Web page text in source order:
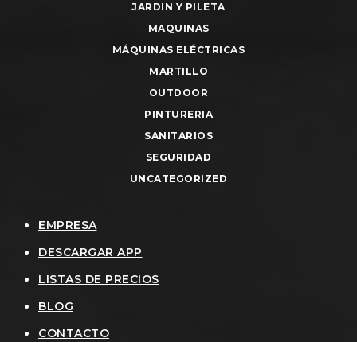
JARDIN Y PILETA
MAQUINAS
MÁQUINAS ELÉCTRICAS
MARTILLO
OUTDOOR
PINTURERIA
SANITARIOS
SEGURIDAD
UNCATEGORIZED
EMPRESA
DESCARGAR APP
LISTAS DE PRECIOS
BLOG
CONTACTO